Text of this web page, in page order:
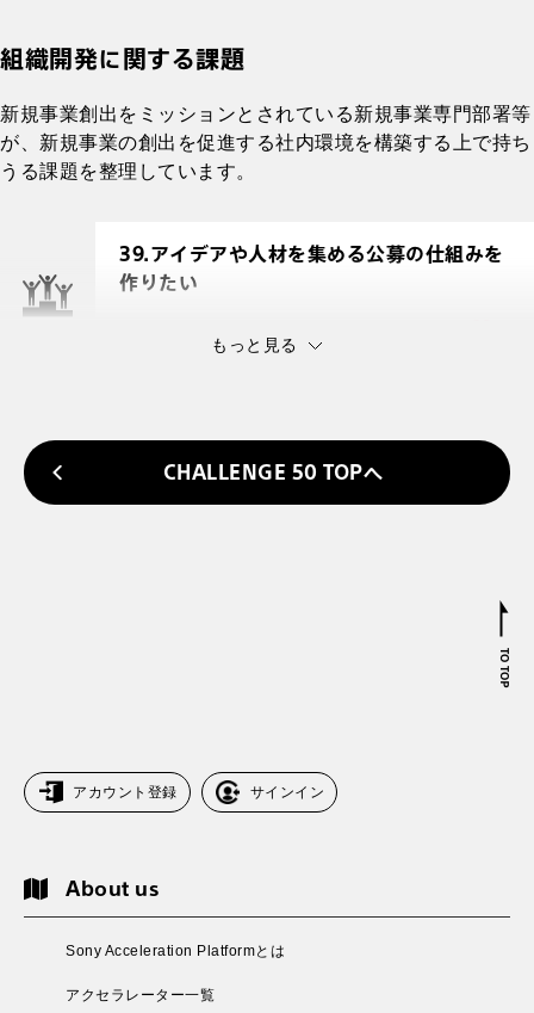
組織開発に関する課題
新規事業創出をミッションとされている新規事業専門部署等
が、新規事業の創出を促進する社内環境を構築する上で持ち
うる課題を整理しています。
39.アイデアや人材を集める公募の仕組みを
作りたい
もっと見る
CHALLENGE 50 TOPへ
アカウント登録 サインイン
About us
Sony Acceleration Platformとは
アクセラレーター一覧